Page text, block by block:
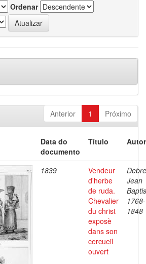
Ordenar
Anterior 1 Próximo
Data do
documento
Título
1839
Vendeur
d'herbe
de ruda.
Chevalier
du christ
exposè
dans son
cercueil
ouvert
Jean
1768-
1848